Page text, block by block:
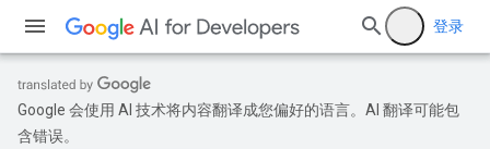
登录
Google 会使用 AI 技术将内容翻译成您偏好的语言。AI 翻译可能包
含错误。